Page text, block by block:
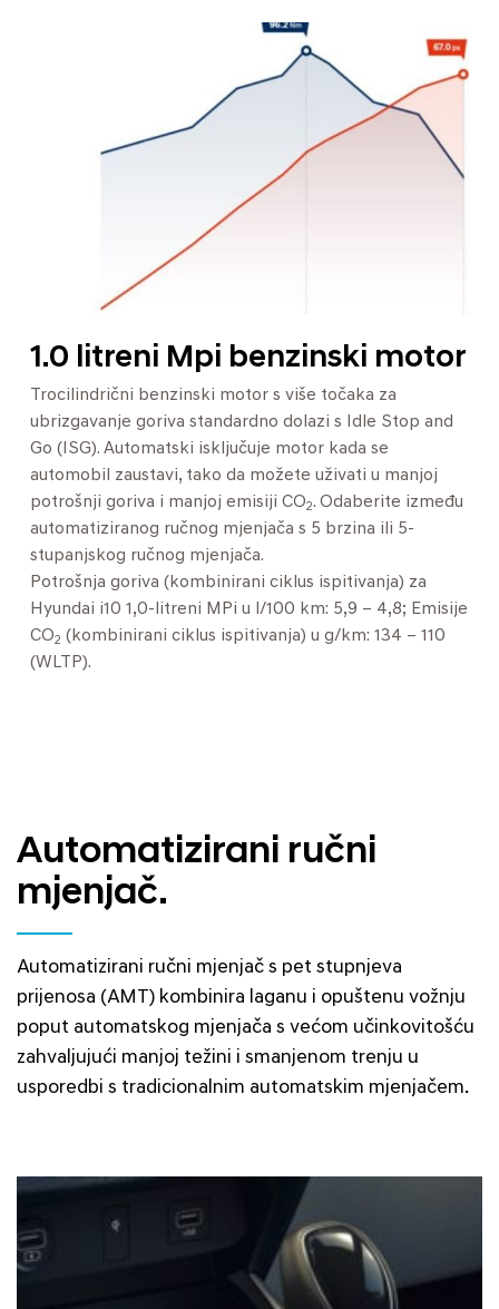
1.0 litreni Mpi benzinski motor
Trocilindrični benzinski motor s više točaka za
ubrizgavanje goriva standardno dolazi s Idle Stop and
Go (ISG). Automatski isključuje motor kada se
automobil zaustavi, tako da možete uživati u manjoj
potrošnji goriva i manjoj emisiji CO2. Odaberite između
automatiziranog ručnog mjenjača s 5 brzina ili 5-
stupanjskog ručnog mjenjača.
Potrošnja goriva (kombinirani ciklus ispitivanja) za
Hyundai i10 1,0-litreni MPi u l/100 km: 5,9 – 4,8; Emisije
CO2 (kombinirani ciklus ispitivanja) u g/km: 134 – 110
(WLTP).
Automatizirani ručni
mjenjač.
Automatizirani ručni mjenjač s pet stupnjeva
prijenosa (AMT) kombinira laganu i opuštenu vožnju
poput automatskog mjenjača s većom učinkovitošću
zahvaljujući manjoj težini i smanjenom trenju u
usporedbi s tradicionalnim automatskim mjenjačem.